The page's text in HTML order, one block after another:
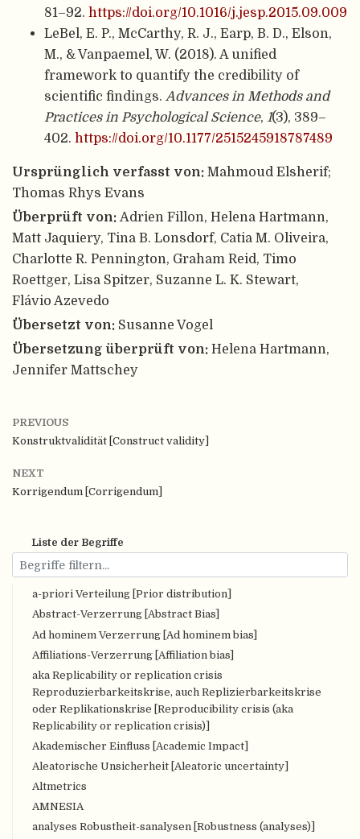
Liste der Begriffe
a-priori Verteilung [Prior distribution]
Abstract-Verzerrung [Abstract Bias]
Ad hominem Verzerrung [Ad hominem bias]
Affiliations-Verzerrung [Affiliation bias]
aka Replicability or replication crisis
Reproduzierbarkeitskrise, auch Replizierbarkeitskrise
oder Replikationskrise [Reproducibility crisis (aka
Replicability or replication crisis)]
Akademischer Einfluss [Academic Impact]
Aleatorische Unsicherheit [Aleatoric uncertainty]
Altmetrics
AMNESIA
analyses Robustheit-sanalysen [Robustness (analyses)]
81–92. https://doi.org/10.1016/j.jesp.2015.09.009
LeBel, E. P., McCarthy, R. J., Earp, B. D., Elson,
M., & Vanpaemel, W. (2018). A unified
framework to quantify the credibility of
scientific findings. Advances in Methods and
Practices in Psychological Science, 1(3), 389–
402. https://doi.org/10.1177/2515245918787489
Ursprünglich verfasst von: Mahmoud Elsherif;
Thomas Rhys Evans
Überprüft von: Adrien Fillon, Helena Hartmann,
Matt Jaquiery, Tina B. Lonsdorf, Catia M. Oliveira,
Charlotte R. Pennington, Graham Reid, Timo
Roettger, Lisa Spitzer, Suzanne L. K. Stewart,
Flávio Azevedo
Übersetzt von: Susanne Vogel
Übersetzung überprüft von: Helena Hartmann,
Jennifer Mattschey
PREVIOUS
Konstruktvalidität [Construct validity]
NEXT
Korrigendum [Corrigendum]